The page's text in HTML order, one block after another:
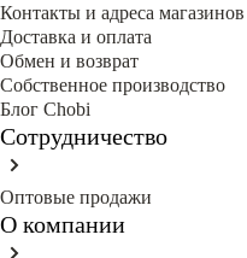
Контакты и адреса магазинов
Доставка и оплата
Обмен и возврат
Собственное производство
Блог Сhobi
Сотрудничество
Оптовые продажи
О компании